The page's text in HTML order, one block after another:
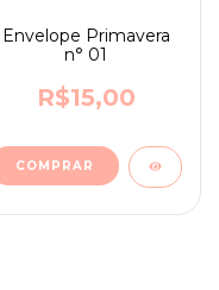
Envelope Primavera
n° 01
R$15,00